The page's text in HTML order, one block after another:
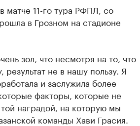
матче 11-го тура РФПЛ, со
в Грозном на стадионе
зол, что несмотря на то, что
не в нашу пользу. Я
и заслужила более
факторы, которые не
наградой, на которую мы
команды Хави Грасия.